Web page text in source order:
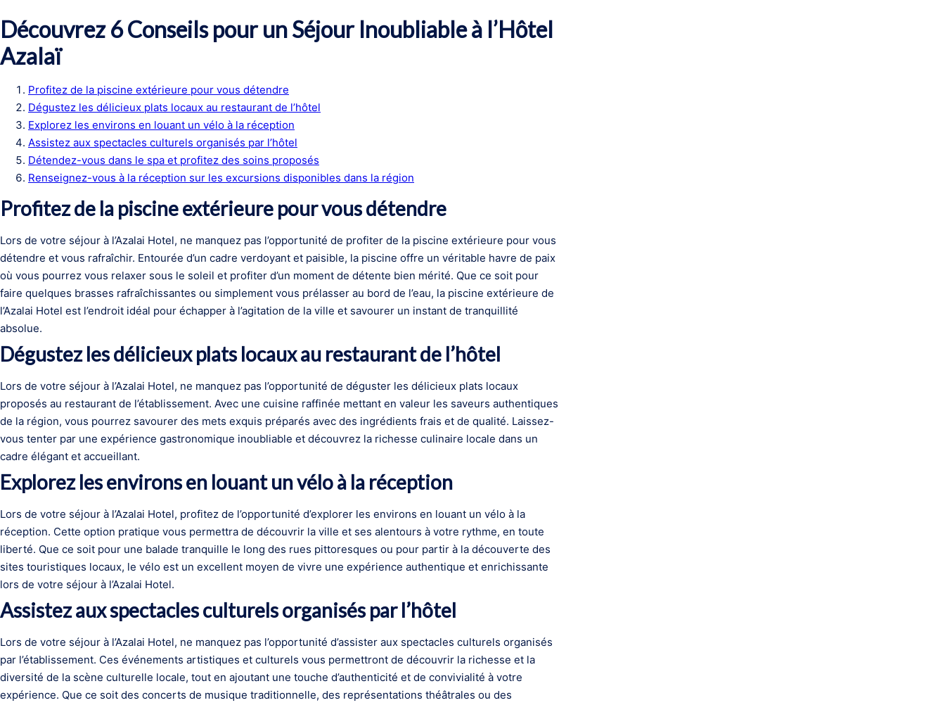
Découvrez 6 Conseils pour un Séjour Inoubliable à l’Hôtel
Azalaï
Profitez de la piscine extérieure pour vous détendre
Dégustez les délicieux plats locaux au restaurant de l’hôtel
Explorez les environs en louant un vélo à la réception
Assistez aux spectacles culturels organisés par l’hôtel
Détendez-vous dans le spa et profitez des soins proposés
Renseignez-vous à la réception sur les excursions disponibles dans la région
Profitez de la piscine extérieure pour vous détendre
Lors de votre séjour à l’Azalai Hotel, ne manquez pas l’opportunité de profiter de la piscine extérieure pour vous
détendre et vous rafraîchir. Entourée d’un cadre verdoyant et paisible, la piscine offre un véritable havre de paix
où vous pourrez vous relaxer sous le soleil et profiter d’un moment de détente bien mérité. Que ce soit pour
faire quelques brasses rafraîchissantes ou simplement vous prélasser au bord de l’eau, la piscine extérieure de
l’Azalai Hotel est l’endroit idéal pour échapper à l’agitation de la ville et savourer un instant de tranquillité
absolue.
Dégustez les délicieux plats locaux au restaurant de l’hôtel
Lors de votre séjour à l’Azalai Hotel, ne manquez pas l’opportunité de déguster les délicieux plats locaux
proposés au restaurant de l’établissement. Avec une cuisine raffinée mettant en valeur les saveurs authentiques
de la région, vous pourrez savourer des mets exquis préparés avec des ingrédients frais et de qualité. Laissez-
vous tenter par une expérience gastronomique inoubliable et découvrez la richesse culinaire locale dans un
cadre élégant et accueillant.
Explorez les environs en louant un vélo à la réception
Lors de votre séjour à l’Azalai Hotel, profitez de l’opportunité d’explorer les environs en louant un vélo à la
réception. Cette option pratique vous permettra de découvrir la ville et ses alentours à votre rythme, en toute
liberté. Que ce soit pour une balade tranquille le long des rues pittoresques ou pour partir à la découverte des
sites touristiques locaux, le vélo est un excellent moyen de vivre une expérience authentique et enrichissante
lors de votre séjour à l’Azalai Hotel.
Assistez aux spectacles culturels organisés par l’hôtel
Lors de votre séjour à l’Azalai Hotel, ne manquez pas l’opportunité d’assister aux spectacles culturels organisés
par l’établissement. Ces événements artistiques et culturels vous permettront de découvrir la richesse et la
diversité de la scène culturelle locale, tout en ajoutant une touche d’authenticité et de convivialité à votre
expérience. Que ce soit des concerts de musique traditionnelle, des représentations théâtrales ou des